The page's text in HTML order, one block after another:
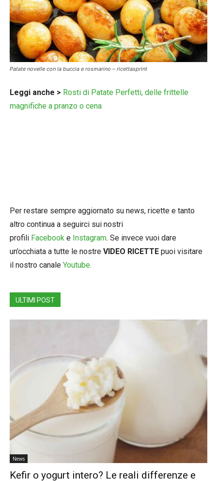
Patate novelle con la buccia e rosmarino – ricettasprint
Leggi anche > Rosti di Patate Perfetti, delle frittelle
magnifiche a pranzo o cena
Per restare sempre aggiornato su news, ricette e tanto
altro continua a seguirci sui nostri
profili Facebook e Instagram. Se invece vuoi dare
un’occhiata a tutte le nostre VIDEO RICETTE puoi visitare
il nostro canale Youtube.
ULTIMI POST
News
Kefir o yogurt intero? Le reali differenze e